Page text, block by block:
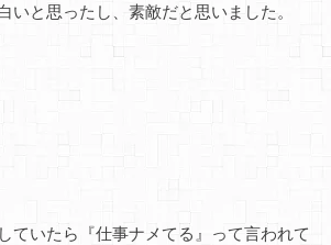
いと思ったし、素敵だと思いました。
ていたら『仕事ナメてる』って言われて